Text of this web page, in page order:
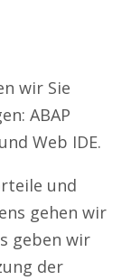
wir Sie
ABAP
Web IDE.
und
gehen wir
geben wir
der